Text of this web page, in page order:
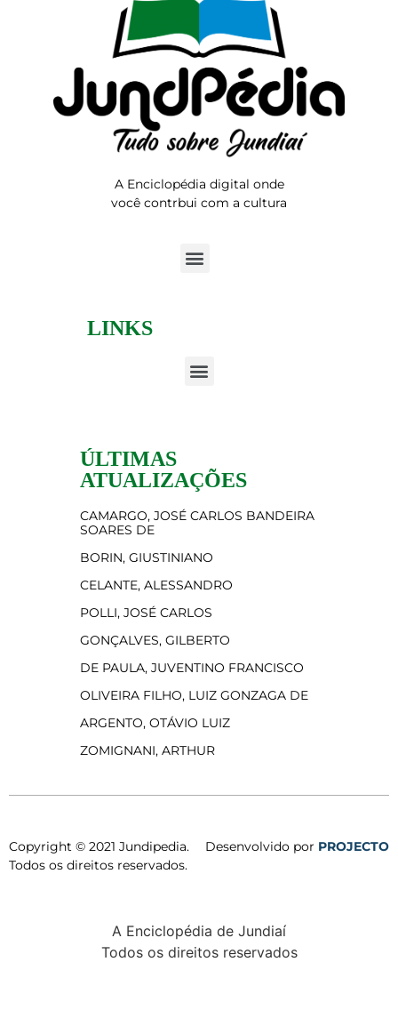
A Enciclopédia digital onde
você contrbui com a cultura
LINKS
ÚLTIMAS
ATUALIZAÇÕES
CAMARGO, JOSÉ CARLOS BANDEIRA
SOARES DE
BORIN, GIUSTINIANO
CELANTE, ALESSANDRO
POLLI, JOSÉ CARLOS
GONÇALVES, GILBERTO
DE PAULA, JUVENTINO FRANCISCO
OLIVEIRA FILHO, LUIZ GONZAGA DE
ARGENTO, OTÁVIO LUIZ
ZOMIGNANI, ARTHUR
Copyright © 2021 Jundipedia.
Todos os direitos reservados.
Desenvolvido por PROJECTO
A Enciclopédia de Jundiaí
Todos os direitos reservados